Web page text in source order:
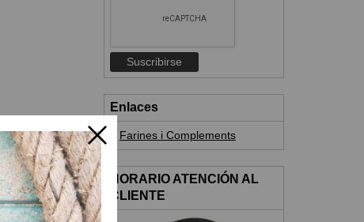
Enlaces
Farines i Complements
HORARIO ATENCIÓN AL
CLIENTE